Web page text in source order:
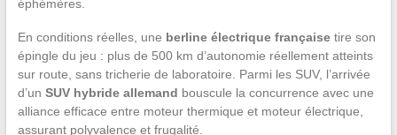
éphémères.
En conditions réelles, une berline électrique françaisetire son
épingle du jeu : plus de 500 km d’autonomie réellement atteints
sur route, sans tricherie de laboratoire. Parmi les SUV, l’arrivée
d’un SUV hybride allemand bouscule la concurrence avec une
alliance efficace entre moteur thermique et moteur électrique,
assurant polyvalence et frugalité.